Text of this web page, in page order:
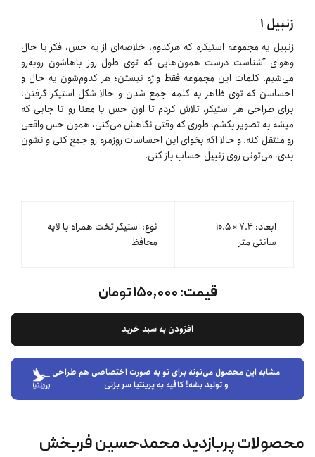
زنبیل ۱
زنبیل یه مجموعه‌ استیکره که هرکدوم، خلاصه‌ای از یه حس، فکر یا حال‌
وهوای آشناست درست همون‌هایی که توی طول روز باهاشون روبه‌رو
می‌شیم. کلمات این مجموعه فقط واژه نیستن؛ هر کدوم‌شون یه حال و
احساسن که توی ظاهر یه کلمه جمع شدن و حالا شکل استیکر گرفتن.
برای طراحی هر استیکر، تلاش کردم تا اون حس یا معنا رو تا جایی که
میشه به تصویر بکشم. طوری که وقتی نگاهش می‌کنی، همون حس واقعی
رو منتقل کنه. و حالا اگه بخوای این احساسات روزمره رو جمع کنی و نشون
بدی، می‌تونی روی زنبیل حساب باز کنی.
ابعاد: ۷.۴ × ۱۰.۵
سانتی متر
نوع: استیکر تخت همراه با لایه
محافظ
قیمت:۱۵۰,۰۰۰ تومان
افزودن به سبد خرید
مشابه این محصول می‌تونه برای تو به صورت اختصاصی هم طراحی
و تولید بشه! کافیه به پرینتیا سر بزنی
محصولات پربازدید محمدحسین فربخش